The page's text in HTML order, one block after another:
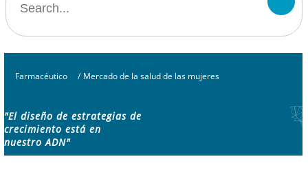
Farmacéutico / Mercado de la salud de las mujeres
"El diseño de estrategias de
crecimiento está en
nuestro ADN"